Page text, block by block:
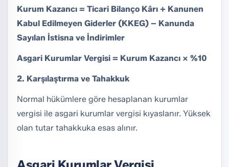
Kurum Kazancı = Ticari Bilanço Kârı + Kanunen
Kabul Edilmeyen Giderler (KKEG) − Kanunda
Sayılan İstisna ve İndirimler
Asgari Kurumlar Vergisi = Kurum Kazancı × %10
2. Karşılaştırma ve Tahakkuk
Normal hükümlere göre hesaplanan kurumlar
vergisi ile asgari kurumlar vergisi kıyaslanır. Yüksek
olan tutar tahakkuka esas alınır.